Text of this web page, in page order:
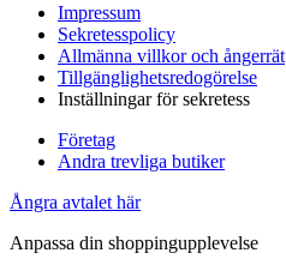
Impressum
Sekretesspolicy
Allmänna villkor och ångerrät
Tillgänglighetsredogörelse
Inställningar för sekretess
Företag
Andra trevliga butiker
Ångra avtalet här
Anpassa din shoppingupplevelse